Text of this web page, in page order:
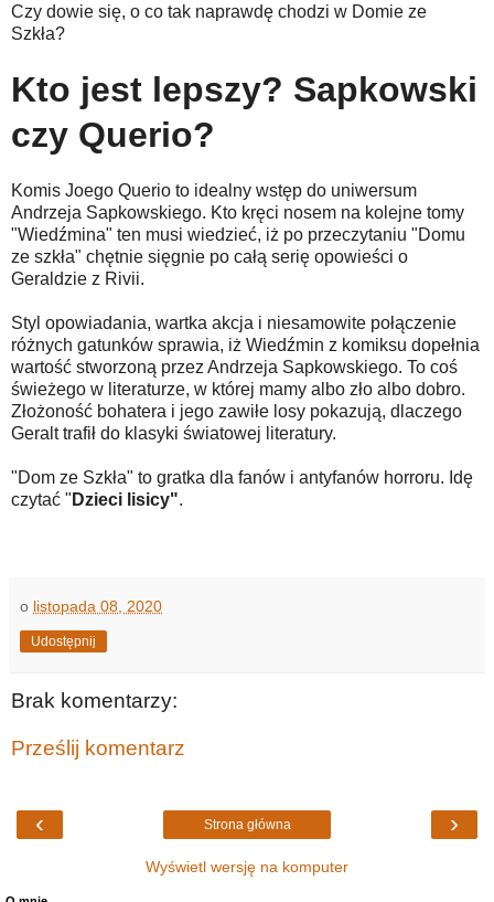
Czy dowie się, o co tak naprawdę chodzi w Domie ze
Szkła?
Kto jest lepszy? Sapkowski
czy Querio?
Komis Joego Querio to idealny wstęp do uniwersum
Andrzeja Sapkowskiego. Kto kręci nosem na kolejne tomy
"Wiedźmina" ten musi wiedzieć, iż po przeczytaniu "Domu
ze szkła" chętnie sięgnie po całą serię opowieści o
Geraldzie z Rivii.
Styl opowiadania, wartka akcja i niesamowite połączenie
różnych gatunków sprawia, iż Wiedźmin z komiksu dopełnia
wartość stworzoną przez Andrzeja Sapkowskiego. To coś
świeżego w literaturze, w której mamy albo zło albo dobro.
Złożoność bohatera i jego zawiłe losy pokazują, dlaczego
Geralt trafił do klasyki światowej literatury.
"Dom ze Szkła" to gratka dla fanów i antyfanów horroru. Idę
czytać " Dzieci lisicy".
o listopada 08, 2020
Udostępnij
Brak komentarzy:
Prześlij komentarz
‹ ›
Strona główna
Wyświetl wersję na komputer